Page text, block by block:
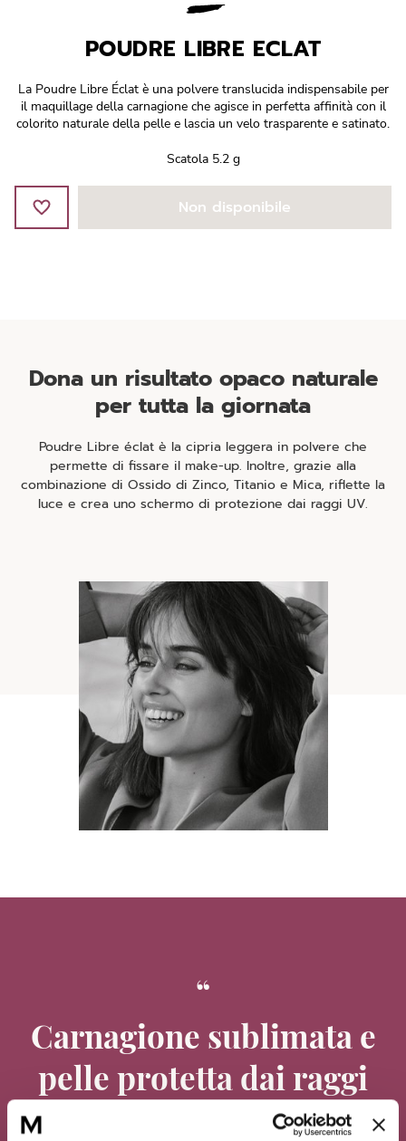
Réponse Délicate
Réponse Éclat
Réponse Fondamentale
POUDRE LIBRE ECLAT
La Poudre Libre Éclat è una polvere translucida indispensabile per
il maquillage della carnagione che agisce in perfetta affinità con il
colorito naturale della pelle e lascia un velo trasparente e satinato.
Scatola 5.2 g
Non disponibile
Dona un risultato opaco naturale
per tutta la giornata
Poudre Libre éclat è la cipria leggera in polvere che
permette di fissare il make-up. Inoltre, grazie alla
combinazione di Ossido di Zinco, Titanio e Mica, riflette la
luce e crea uno schermo di protezione dai raggi UV.
Carnagione sublimata e
pelle protetta dai raggi
UVA/UVB!